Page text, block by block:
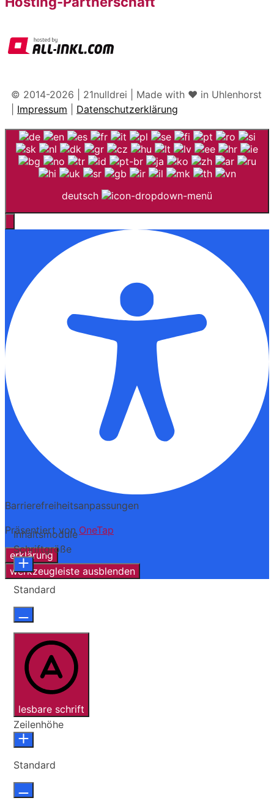
© 2014-2026 | 21nulldrei | Made with ♥️ in Uhlenhorst
Impressum Datenschutzerklärung
deutsch
Barrierefreiheitsanpassungen
Präsentiert von OneTap
erklärung
werkzeugleiste ausblenden
Inhaltsmodule
Schriftgröße
Standard
lesbare schrift
Zeilenhöhe
Standard